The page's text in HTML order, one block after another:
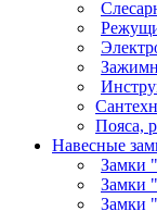
Пояса,
Навесные
Замки
Замки
Замки